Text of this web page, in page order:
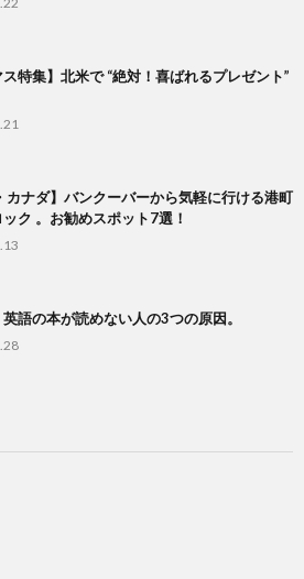
ス特集】北米で “絶対！喜ばれるプレゼント”
カナダ】バンクーバーから気軽に行ける港町
ク 。お勧めスポット7選！
英語の本が読めない人の3つの原因。